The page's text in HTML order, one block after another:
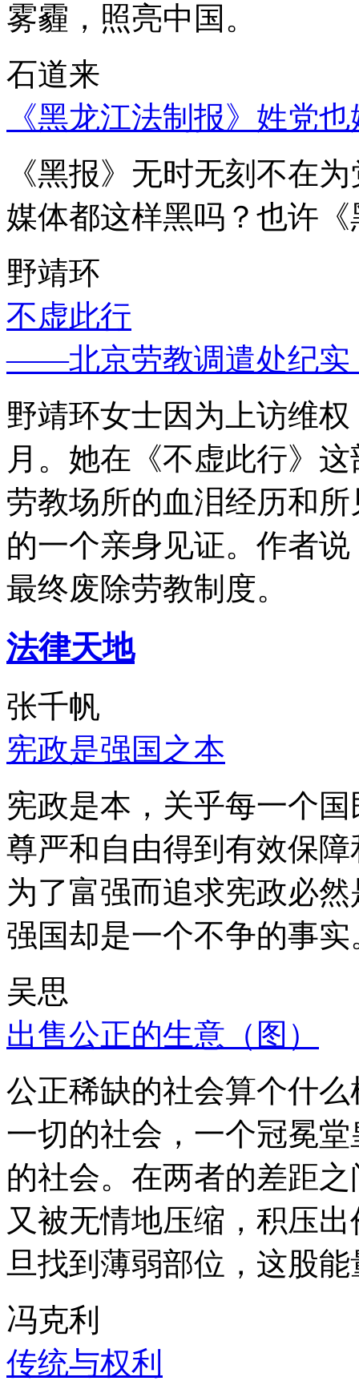
雾霾，照亮中国。
石道来
《黑龙江法制报》姓党
《黑报》无时无刻不在
媒体都这样黑吗？也许
野靖环
不虚此行
——北京劳教调遣处纪实
野靖环女士因为上访维
月。她在《不虚此行》
劳教场所的血泪经历和
的一个亲身见证。作者
最终废除劳教制度。
法律天地
张千帆
宪政是强国之本
宪政是本，关乎每一个
尊严和自由得到有效保
为了富强而追求宪政必
强国却是一个不争的事实
吴思
出售公正的生意（图）
公正稀缺的社会算个什
一切的社会，一个冠冕
的社会。在两者的差距
又被无情地压缩，积压
旦找到薄弱部位，这股
冯克利
传统与权利